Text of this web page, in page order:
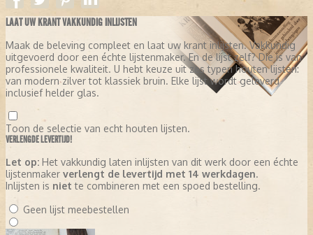
LAAT UW KRANT VAKKUNDIG INLIJSTEN
Maak de beleving compleet en laat uw krant inlijsten. Vakkundig
uitgevoerd door een échte lijstenmaker. En de lijst zelf? Die is van
professionele kwaliteit. U hebt keuze uit zes typen houten lijsten:
van modern zilver tot klassiek bruin. Elke lijst wordt geleverd
inclusief helder glas.
Toon de selectie van echt houten lijsten.
VERLENGDE LEVERTIJD!
Let op: Het vakkundig laten inlijsten van dit werk door een échte
lijstenmaker verlengt de levertijd met 14 werkdagen.
Inlijsten is niet te combineren met een spoed bestelling.
Geen lijst meebestellen